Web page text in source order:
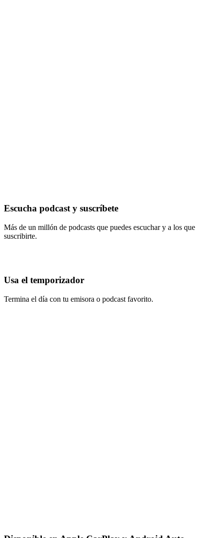
Escucha podcast y suscríbete
Más de un millón de podcasts que puedes escuchar y a los que
suscribirte.
Usa el temporizador
Termina el día con tu emisora o podcast favorito.